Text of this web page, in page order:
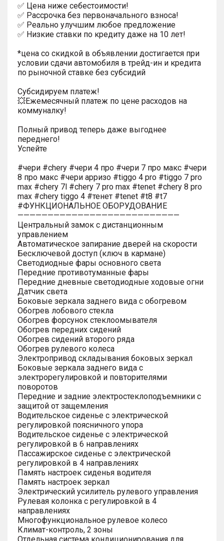
✅ Цена ниже себестоимости!
✅ Рассрочка без первоначального взноса!
✅ Реально улучшим любое предложение
✅ Низкие ставки по кредиту даже на 10 лет!
*цена со скидкой в объявлении достигается при
условии сдачи автомобиля в трейд-ин и кредита
по рыночной ставке без субсидий
Субсидируем платеж!
💥Ежемесячный платеж по цене расходов на
коммуналку!
Полный привод теперь даже выгоднее
переднего!
Успейте
#чери #chery #чери 4 про #чери 7 про макс #чери
8 про макс #чери арризо #tiggo 4 pro #tiggo 7 pro
max #chery 7l #chery 7 pro max #tenet #chery 8 pro
max #chery tiggo 4 #тенет #tenet #t8 #t7
#ФУНКЦИОНАЛЬНОЕ ОБОРУДОВАНИЕ
———————————————————————————
Центральный замок с дистанционным
управлением
Автоматическое запирание дверей на скорости
Бесключевой доступ (ключ в кармане)
Светодиодные фары основного света
Передние противотуманные фары
Передние дневные светодиодные ходовые огни
Датчик света
Боковые зеркала заднего вида с обогревом
Обогрев лобового стекла
Обогрев форсунок стеклоомывателя
Обогрев передних сидений
Обогрев сидений второго ряда
Обогрев рулевого колеса
Электропривод складывания боковых зеркал
Боковые зеркала заднего вида с
электрорегулировкой и повторителями
поворотов
Передние и задние электростеклоподъемники с
защитой от защемления
Водительское сиденье с электрической
регулировкой поясничного упора
Водительское сиденье с электрической
регулировкой в 6 направлениях
Пассажирское сиденье с электрической
регулировкой в 4 направлениях
Память настроек сиденья водителя
Память настроек зеркал
Электрический усилитель рулевого управления
Рулевая колонка с регулировкой в 4
направлениях
Многофункциональное рулевое колесо
Климат-контроль, 2 зоны
Отдельная система кондиционирования для